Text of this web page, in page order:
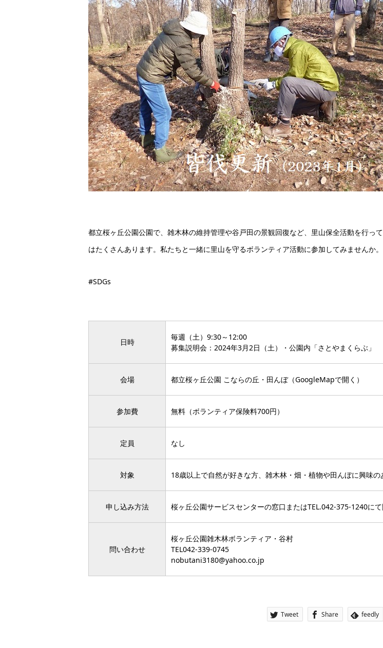
都立桜ヶ丘公園公園で、雑木林の維持管理や谷戸田の景観回復など、里山保全活動を行っ
はたくさんあります。私たちと一緒に里山を守るボランティア活動に参加してみませんか。
#SDGs
日時
毎週（土）9:30～12:00
募集説明会：2024年3月2日（土）・公園内「さとやまくらぶ」
会場 都立桜ヶ丘公園 こならの丘・田んぼ（GoogleMapで開く ）
参加費 無料（ボランティア保険料700円）
定員 なし
対象 18歳以上で自然が好きな方、雑木林・畑・植物や田んぼに興味の
申し込み方法 桜ヶ丘公園サービスセンターの窓口またはTEL.042-375-1240に
問い合わせ
桜ヶ丘公園雑木林ボランティア・谷村
TEL042-339-0745
nobutani3180@yahoo.co.jp
Tweet Share feedly